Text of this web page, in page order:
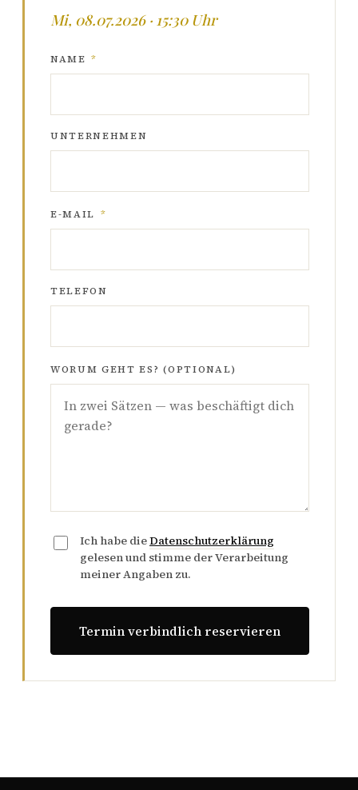
Mi, 08.07.2026 · 15:30 Uhr
NAME *
UNTERNEHMEN
E-MAIL *
TELEFON
WORUM GEHT ES? (OPTIONAL)
Ich habe dieDatenschutzerklärung
gelesen und stimme der Verarbeitung
meiner Angaben zu.
Termin verbindlich reservieren